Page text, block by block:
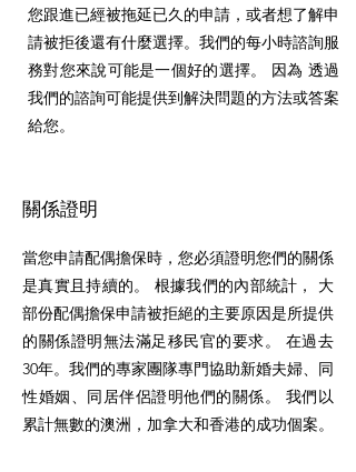
您跟進已經被拖延已久的申請，或者想了解申
請被拒後還有什麼選擇。我們的每小時諮詢服
務對您來說可能是一個好的選擇。 因為 透過
我們的諮詢可能提供到解決問題的方法或答案
給您。
關係證明
當您申請配偶擔保時，您必須證明您們的關係
是真實且持續的。 根據我們的內部統計， 大
部份配偶擔保申請被拒絕的主要原因是所提供
的關係證明無法滿足移民官的要求。 在過去
30年。我們的專家團隊專門協助新婚夫婦、同
性婚姻、同居伴侶證明他們的關係。 我們以
累計無數的澳洲，加拿大和香港的成功個案。